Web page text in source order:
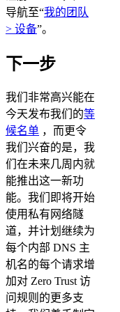
导航至“我的团队
> 设备”。
下一步
我们非常高兴能在
今天发布我们的等
候名单 ，而更令
我们兴奋的是，我
们在未来几周内就
能推出这一新功
能。我们即将开始
使用私有网络隧
道，并计划继续为
每个内部 DNS 主
机名的每个请求增
加对 Zero Trust 访
问规则的更多支